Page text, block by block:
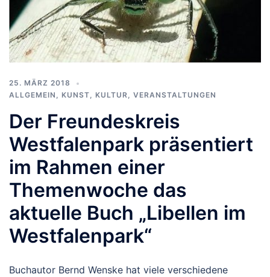
25. MÄRZ 2018
ALLGEMEIN , KUNST, KULTUR, VERANSTALTUNGEN
Der Freundeskreis
Westfalenpark präsentiert
im Rahmen einer
Themenwoche das
aktuelle Buch „Libellen im
Westfalenpark“
Buchautor Bernd Wenske hat viele verschiedene